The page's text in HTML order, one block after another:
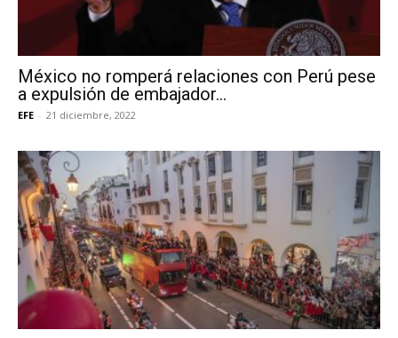
México no romperá relaciones con Perú pese
a expulsión de embajador...
EFE - 21 diciembre, 2022